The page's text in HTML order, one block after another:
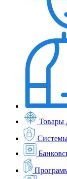
Товары